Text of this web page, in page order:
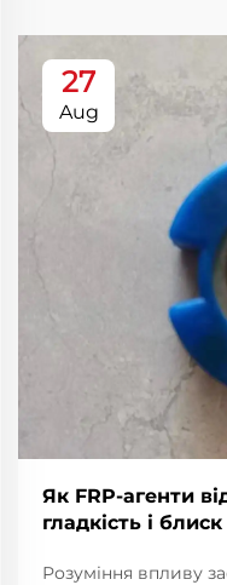
27
Aug
Як FRP-агенти
гладкість і
Розуміння впливу